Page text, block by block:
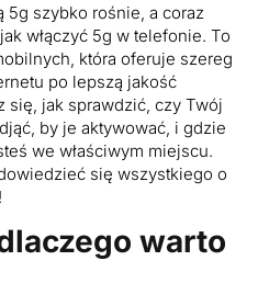
szybko rośnie, a coraz
włączyć 5g w telefonie. To
która oferuje szereg
po lepszą jakość
się, jak sprawdzić, czy Twój
by je aktywować, i gdzie
we właściwym miejscu.
się wszystkiego o
warto